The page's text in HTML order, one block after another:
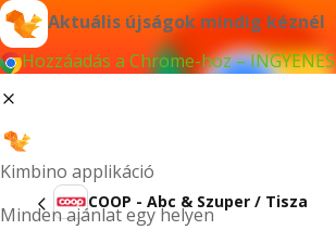
Aktuális újságok mindig kéznél
Hozzáadás a Chrome-hoz – INGYENES
Kimbino applikáció
Minden ajánlat egy helyen
COOP - Abc & Szuper / Tisza